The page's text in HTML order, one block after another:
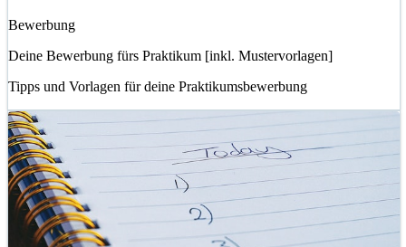
Bewerbung
Deine Bewerbung fürs Praktikum [inkl. Mustervorlagen]
Tipps und Vorlagen für deine Praktikumsbewerbung